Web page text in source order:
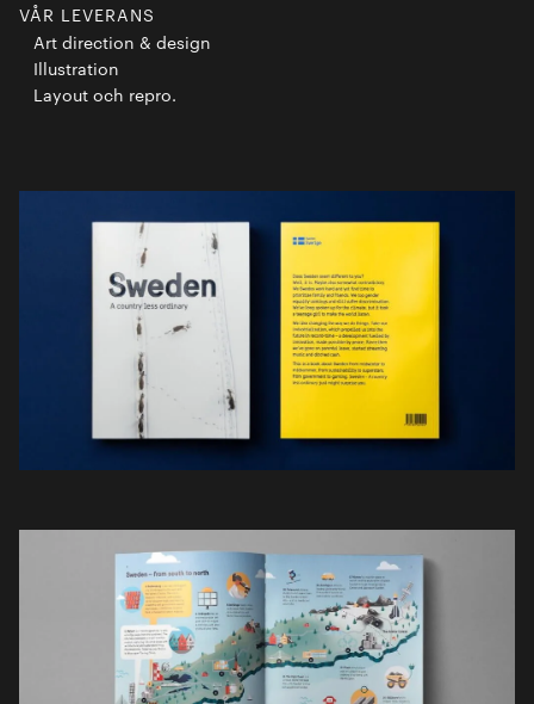
VÅR LEVERANS
Art direction & design
Illustration
Layout och repro.